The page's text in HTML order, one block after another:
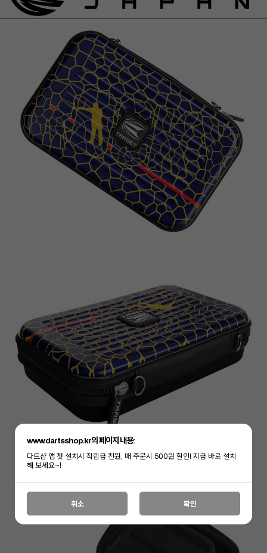
www.dartsshop.kr의 페이지 내용:
다트샵 앱 첫 설치시 적립금 천원, 매 주문시 500원 할인! 지금 바로 설치
해 보세요~!
취소 확인